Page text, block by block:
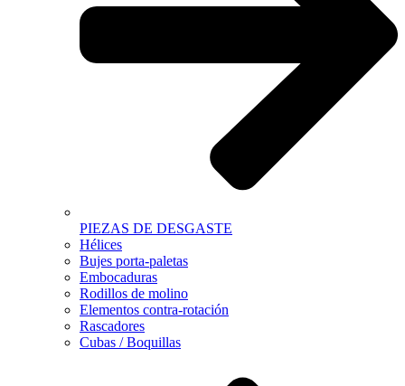
PIEZAS DE DESGASTE
Hélices
Bujes porta-paletas
Embocaduras
Rodillos de molino
Elementos contra-rotación
Rascadores
Cubas / Boquillas